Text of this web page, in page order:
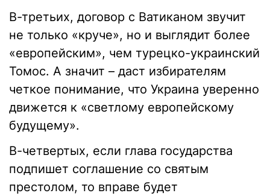
В-третьих, договор с Ватиканом звучит
не только «круче», но и выглядит более
«европейским», чем турецко-украинский
Томос. А значит – даст избирателям
четкое понимание, что Украина уверенно
движется к «светлому европейскому
будущему».
В-четвертых, если глава государства
подпишет соглашение со святым
престолом, то вправе будет